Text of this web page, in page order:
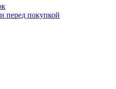
перед покупкой